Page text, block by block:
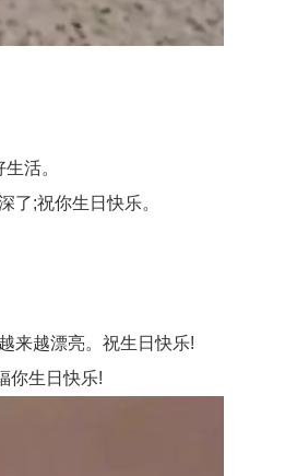
活。
;祝你生日快乐。
来越漂亮。祝生日快乐!
你生日快乐!